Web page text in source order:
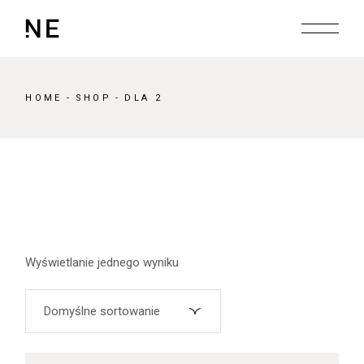
content
HOME SHOP DLA 2
Wyświetlanie jednego wyniku
Domyślne sortowanie